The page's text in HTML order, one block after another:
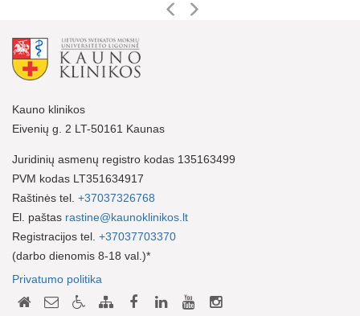
Kauno klinikos
Eivenių g. 2 LT-50161 Kaunas
Juridinių asmenų registro kodas 135163499
PVM kodas LT351634917
Raštinės tel. +37037326768
El. paštas rastine@kaunoklinikos.lt
Registracijos tel. +37037703370
(darbo dienomis 8-18 val.)*
Privatumo politika